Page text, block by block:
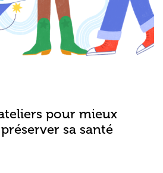
pour mieux
sa santé